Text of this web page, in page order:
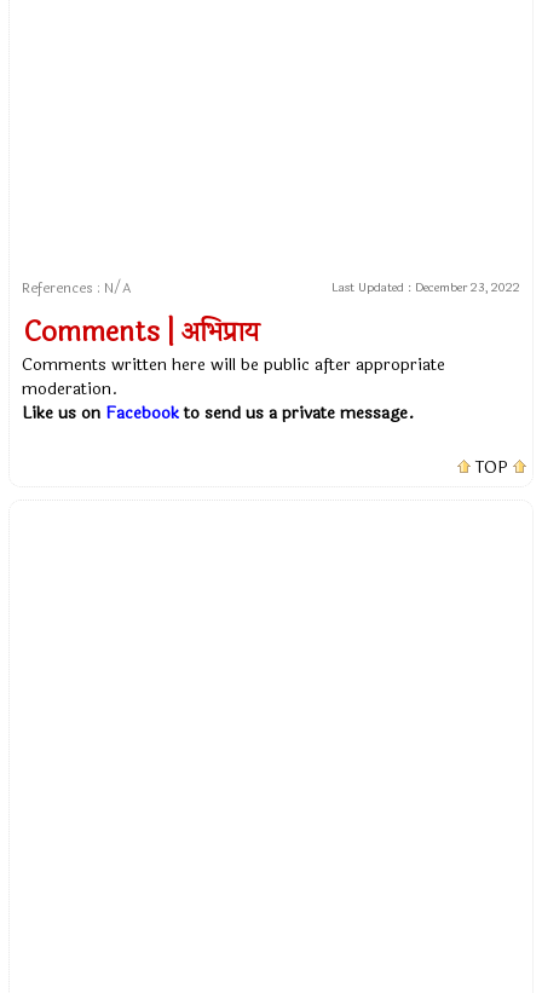
References : N/A Last Updated : December 23, 2022
Comments | अभिप्राय
Comments written here will be public after appropriate
moderation.
Like us on Facebookto send us a private message.
TOP